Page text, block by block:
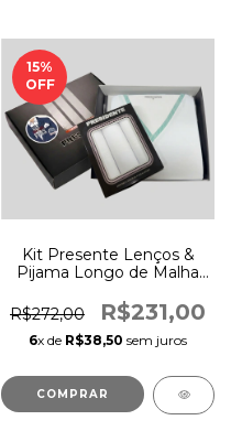
15%
OFF
Kit Presente Lenços &
Pijama Longo de Malha
R$272,00
R$231,00
6x de R$38,50 sem juros
COMPRAR